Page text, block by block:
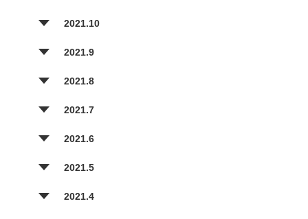
2021.10
2021.9
2021.8
2021.7
2021.6
2021.5
2021.4